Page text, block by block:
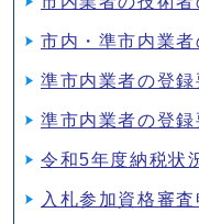
市内・準市内業
準市内業者の登録
準市内業者の登録
令和5年度納税状
入札参加資格審